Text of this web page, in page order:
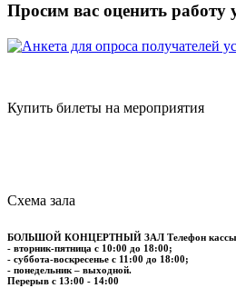
Просим вас оценить работу
Купить билеты на мероприятия
Схема зала
БОЛЬШОЙ КОНЦЕРТНЫЙ ЗАЛ Телефон кассы
- вторник-пятница с 10:00 до 18:00;
- суббота-воскресенье с 11:00 до 18:00;
- понедельник – выходной.
Перерыв с 13:00 - 14:00